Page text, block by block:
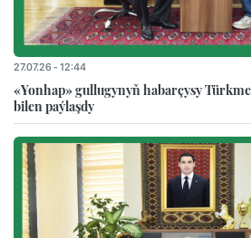
27.07.26 - 12:44
«Yonhap» gullugynyň habarçysy
bilen paýlaşdy